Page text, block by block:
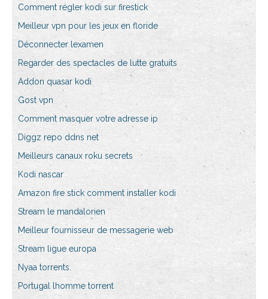
Comment régler kodi sur firestick
Meilleur vpn pour les jeux en floride
Déconnecter lexamen
Regarder des spectacles de lutte gratuits
Addon quasar kodi
Gost vpn
Comment masquer votre adresse ip
Diggz repo ddns net
Meilleurs canaux roku secrets
Kodi nascar
Amazon fire stick comment installer kodi
Stream le mandalorien
Meilleur fournisseur de messagerie web
Stream ligue europa
Nyaa torrents.
Portugal lhomme torrent